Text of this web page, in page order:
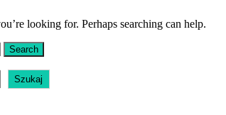
looking for. Perhaps searching can help.
Search
Szukaj